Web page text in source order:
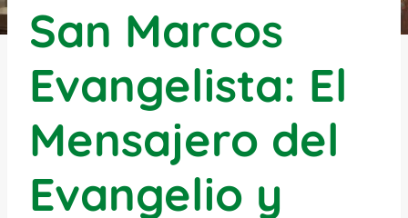
San Marcos
Evangelista: El
Mensajero del
Evangelio y